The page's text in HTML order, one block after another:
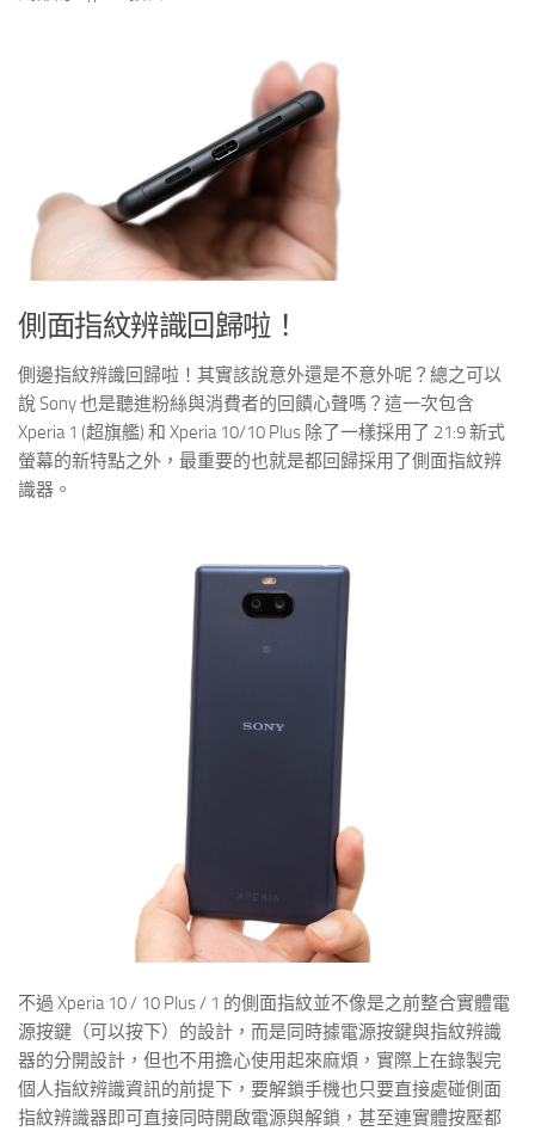
側面指紋辨識回歸啦！
側邊指紋辨識回歸啦！其實該說意外還是不意外呢？總之可以
說 Sony 也是聽進粉絲與消費者的回饋心聲嗎？這一次包含
Xperia 1 (超旗艦) 和 Xperia 10/10 Plus 除了一樣採用了 21:9 新式
螢幕的新特點之外，最重要的也就是都回歸採用了側面指紋辨
識器。
不過 Xperia 10 / 10 Plus / 1 的側面指紋並不像是之前整合實體電
源按鍵（可以按下）的設計，而是同時據電源按鍵與指紋辨識
器的分開設計，但也不用擔心使用起來麻煩，實際上在錄製完
個人指紋辨識資訊的前提下，要解鎖手機也只要直接處碰側面
指紋辨識器即可直接同時開啟電源與解鎖，甚至連實體按壓都